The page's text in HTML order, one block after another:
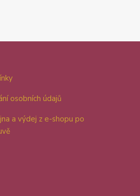
osobních údajů
a výdej z e-shopu po